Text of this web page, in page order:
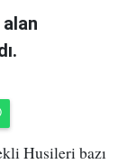
Husileri bazı